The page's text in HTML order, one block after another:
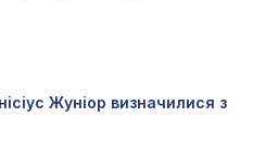
Жуніор визначилися з